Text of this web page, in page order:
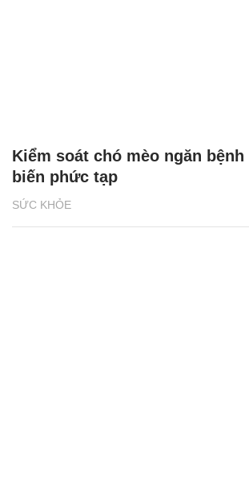
SỨC KHỎE
Kiểm soát chó mèo ngăn bệnh
biến phức tạp